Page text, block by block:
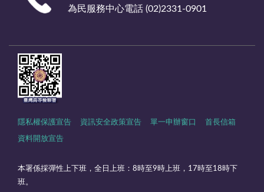
為民服務中心電話 (02)2331-0901
隱私權保護宣告 資訊安全政策宣告 單一申辦窗口 首長信箱
資料開放宣告
本署係採彈性上下班，全日上班：8時至9時上班，17時至18時下
班。